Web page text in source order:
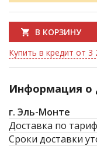
В КОРЗИНУ
Купить в кредит от 3
Информация о
г. Эль-Монте
Доставка по
Сроки доставки